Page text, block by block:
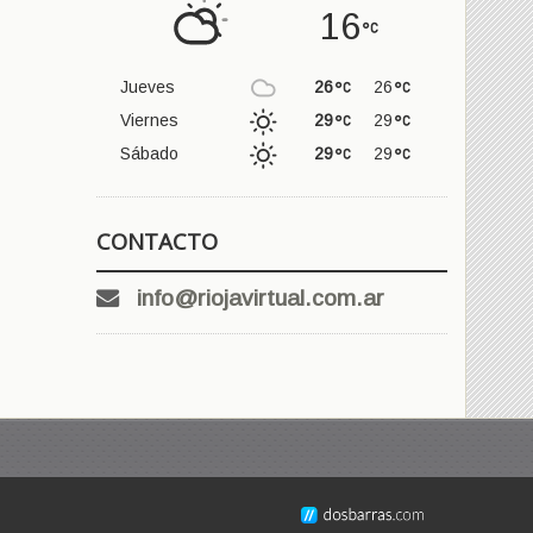
16
Jueves 26
26
Viernes
29
29
Sábado
29
29
CONTACTO
info@riojavirtual.com.ar